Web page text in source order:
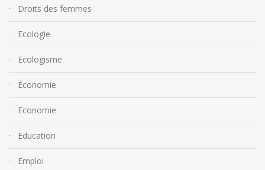
Droits des femmes
Ecologie
Ecologisme
Économie
Economie
Education
Emploi